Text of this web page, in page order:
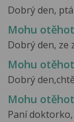
Dobrý den,
Mohu
Dobrý den, ze
Mohu
Dobrý
Mohu
Paní